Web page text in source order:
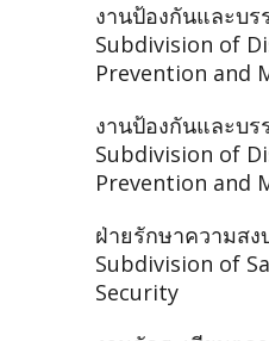
งานป้องกันและบร
Subdivision of
Prevention and
งานป้องกันและบ
Subdivision of
Prevention and
ฝ่ายรักษาความสง
Subdivision of
Security